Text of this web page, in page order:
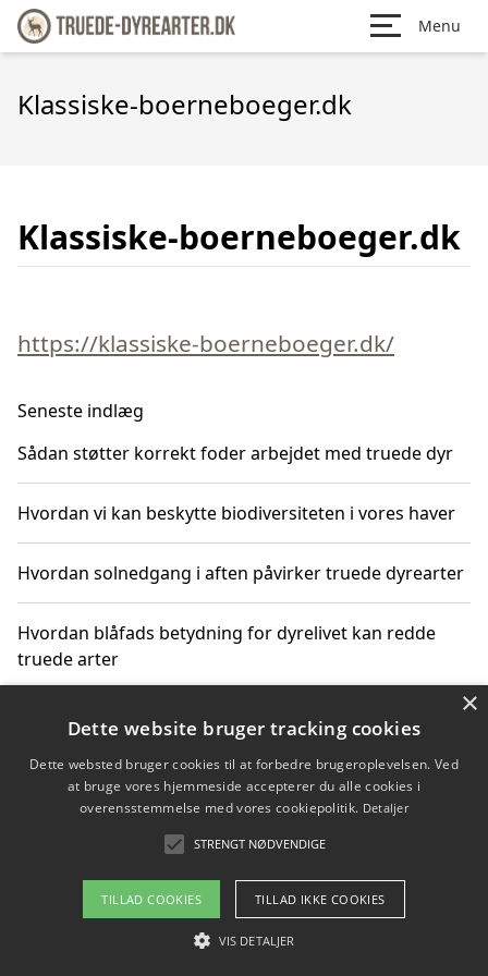
Menu
Klassiske-boerneboeger.dk
Klassiske-boerneboeger.dk
https://klassiske-boerneboeger.dk/
Seneste indlæg
Sådan støtter korrekt foder arbejdet med truede dyr
Hvordan vi kan beskytte biodiversiteten i vores haver
Hvordan solnedgang i aften påvirker truede dyrearter
Hvordan blåfads betydning for dyrelivet kan redde
truede arter
Hvordan kan gaver til unge voksne støtte bevarelsen
Copyright 2026 - Pilanto Aps
Om / kontakt
Blog Betingelser
×
Dette website bruger tracking cookies
Dette websted bruger cookies til at forbedre brugeroplevelsen. Ved
at bruge vores hjemmeside accepterer du alle cookies i
overensstemmelse med vores cookiepolitik. Detaljer
STRENGT NØDVENDIGE
TILLAD COOKIES TILLAD IKKE COOKIES
VIS DETALJER